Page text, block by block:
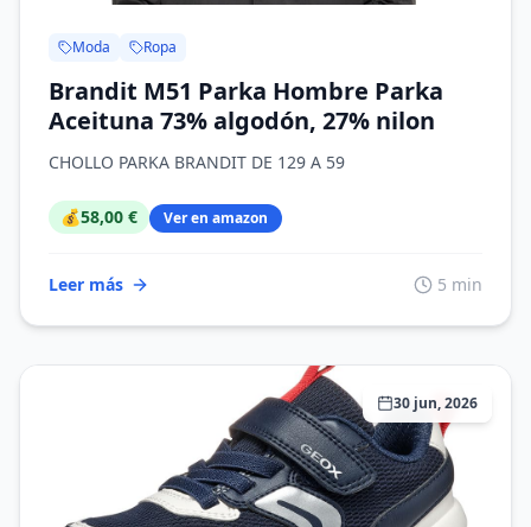
Moda Ropa
Brandit M51 Parka Hombre Parka
Aceituna 73% algodón, 27% nilon
CHOLLO PARKA BRANDIT DE 129 A 59
💰58,00 € Ver en amazon
Leer más 5 min
30 jun, 2026